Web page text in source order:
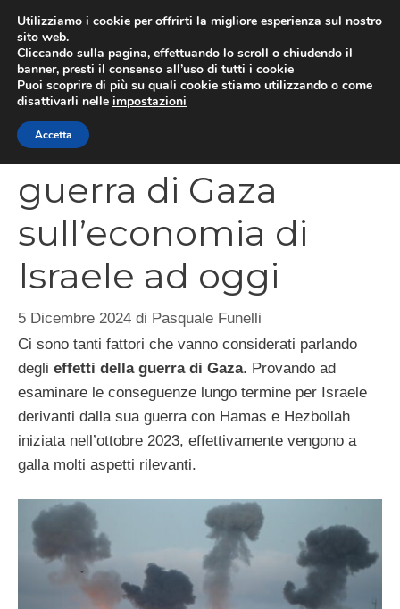
contenuto
Gli effetti della
guerra di Gaza
sull’economia di
Israele ad oggi
5 Dicembre 2024 di Pasquale Funelli
Ci sono tanti fattori che vanno considerati parlando
degli effetti della guerra di Gaza. Provando ad
esaminare le conseguenze lungo termine per Israele
derivanti dalla sua guerra con Hamas e Hezbollah
iniziata nell’ottobre 2023, effettivamente vengono a
galla molti aspetti rilevanti.
Utilizziamo i cookie per offrirti la migliore esperienza sul nostro
sito web.
Cliccando sulla pagina, effettuando lo scroll o chiudendo il
banner, presti il consenso all’uso di tutti i cookie
Puoi scoprire di più su quali cookie stiamo utilizzando o come
disattivarli nelle impostazioni
Accetta